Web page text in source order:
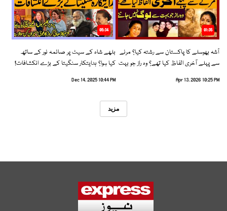
01:35
آشہ بھوسلے کا پاکستان سے رشتہ کیا؟ مرنے
سے پہلے آخری الفاظ کیا تھے؟ وہ راز جو بہت
Apr 13, 2026 10:25 PM
05:34
بلھے شاہ کے سیٹ پر صائمہ نور کے ساتھ
کیا ہوا؟ ہدایتکار سنگیتا کے بڑے انکشافات!
Dec 14, 2025 10:44 PM
مزید